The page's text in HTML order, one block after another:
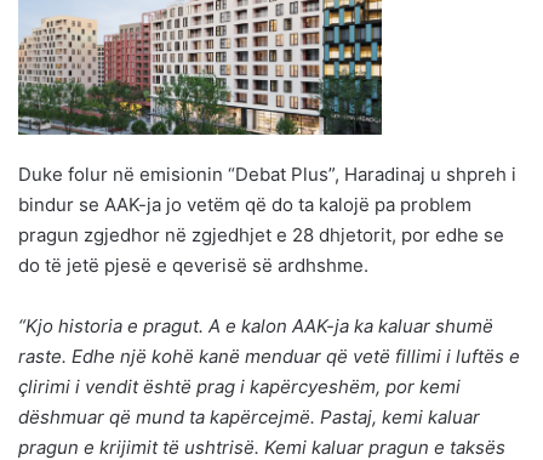
Duke folur në emisionin “Debat Plus”, Haradinaj u shpreh i
bindur se AAK-ja jo vetëm që do ta kalojë pa problem
pragun zgjedhor në zgjedhjet e 28 dhjetorit, por edhe se
do të jetë pjesë e qeverisë së ardhshme.
“Kjo historia e pragut. A e kalon AAK-ja ka kaluar shumë
raste. Edhe një kohë kanë menduar që vetë fillimi i luftës e
çlirimi i vendit është prag i kapërcyeshëm, por kemi
dëshmuar që mund ta kapërcejmë. Pastaj, kemi kaluar
pragun e krijimit të ushtrisë. Kemi kaluar pragun e taksës